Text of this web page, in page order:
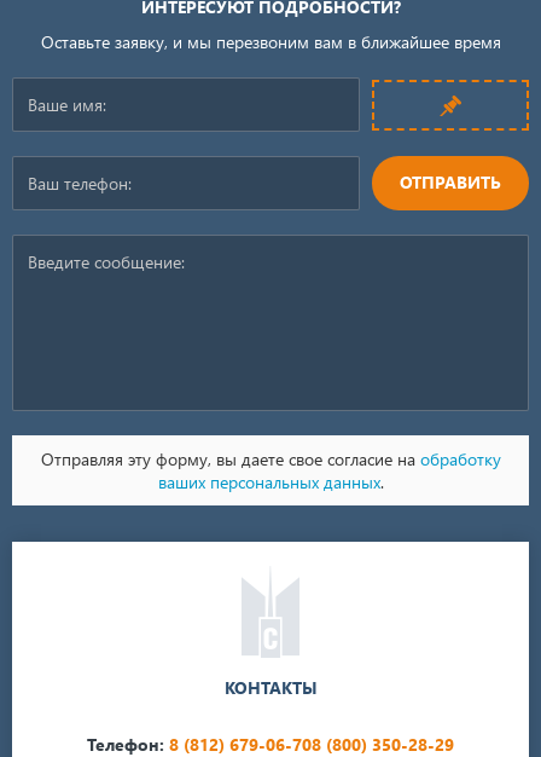
ИНТЕРЕСУЮТ ПОДРОБНОСТИ?
Оставьте заявку, и мы перезвоним вам в ближайшее время
ОТПРАВИТЬ
Отправляя эту форму, вы даете свое согласие на обработку
ваших персональных данных.
КОНТАКТЫ
Телефон: 8 (812) 679-06-708 (800) 350-28-29